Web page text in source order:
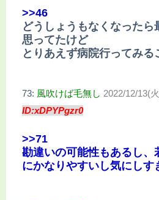
>>46
どうしょうもなくなった
思ってたけど
とりあえず病院行ってみる
73: 風吹けば毛無し 2022/12/13(
ID:xDPYPgzr0
>>71
勘違いの可能性もあるし、
にかなりやすいし気にしす